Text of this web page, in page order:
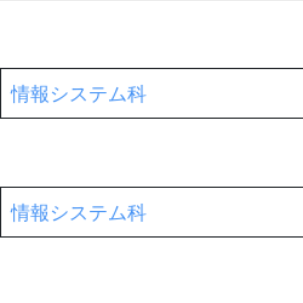
情報システム科
情報システム科